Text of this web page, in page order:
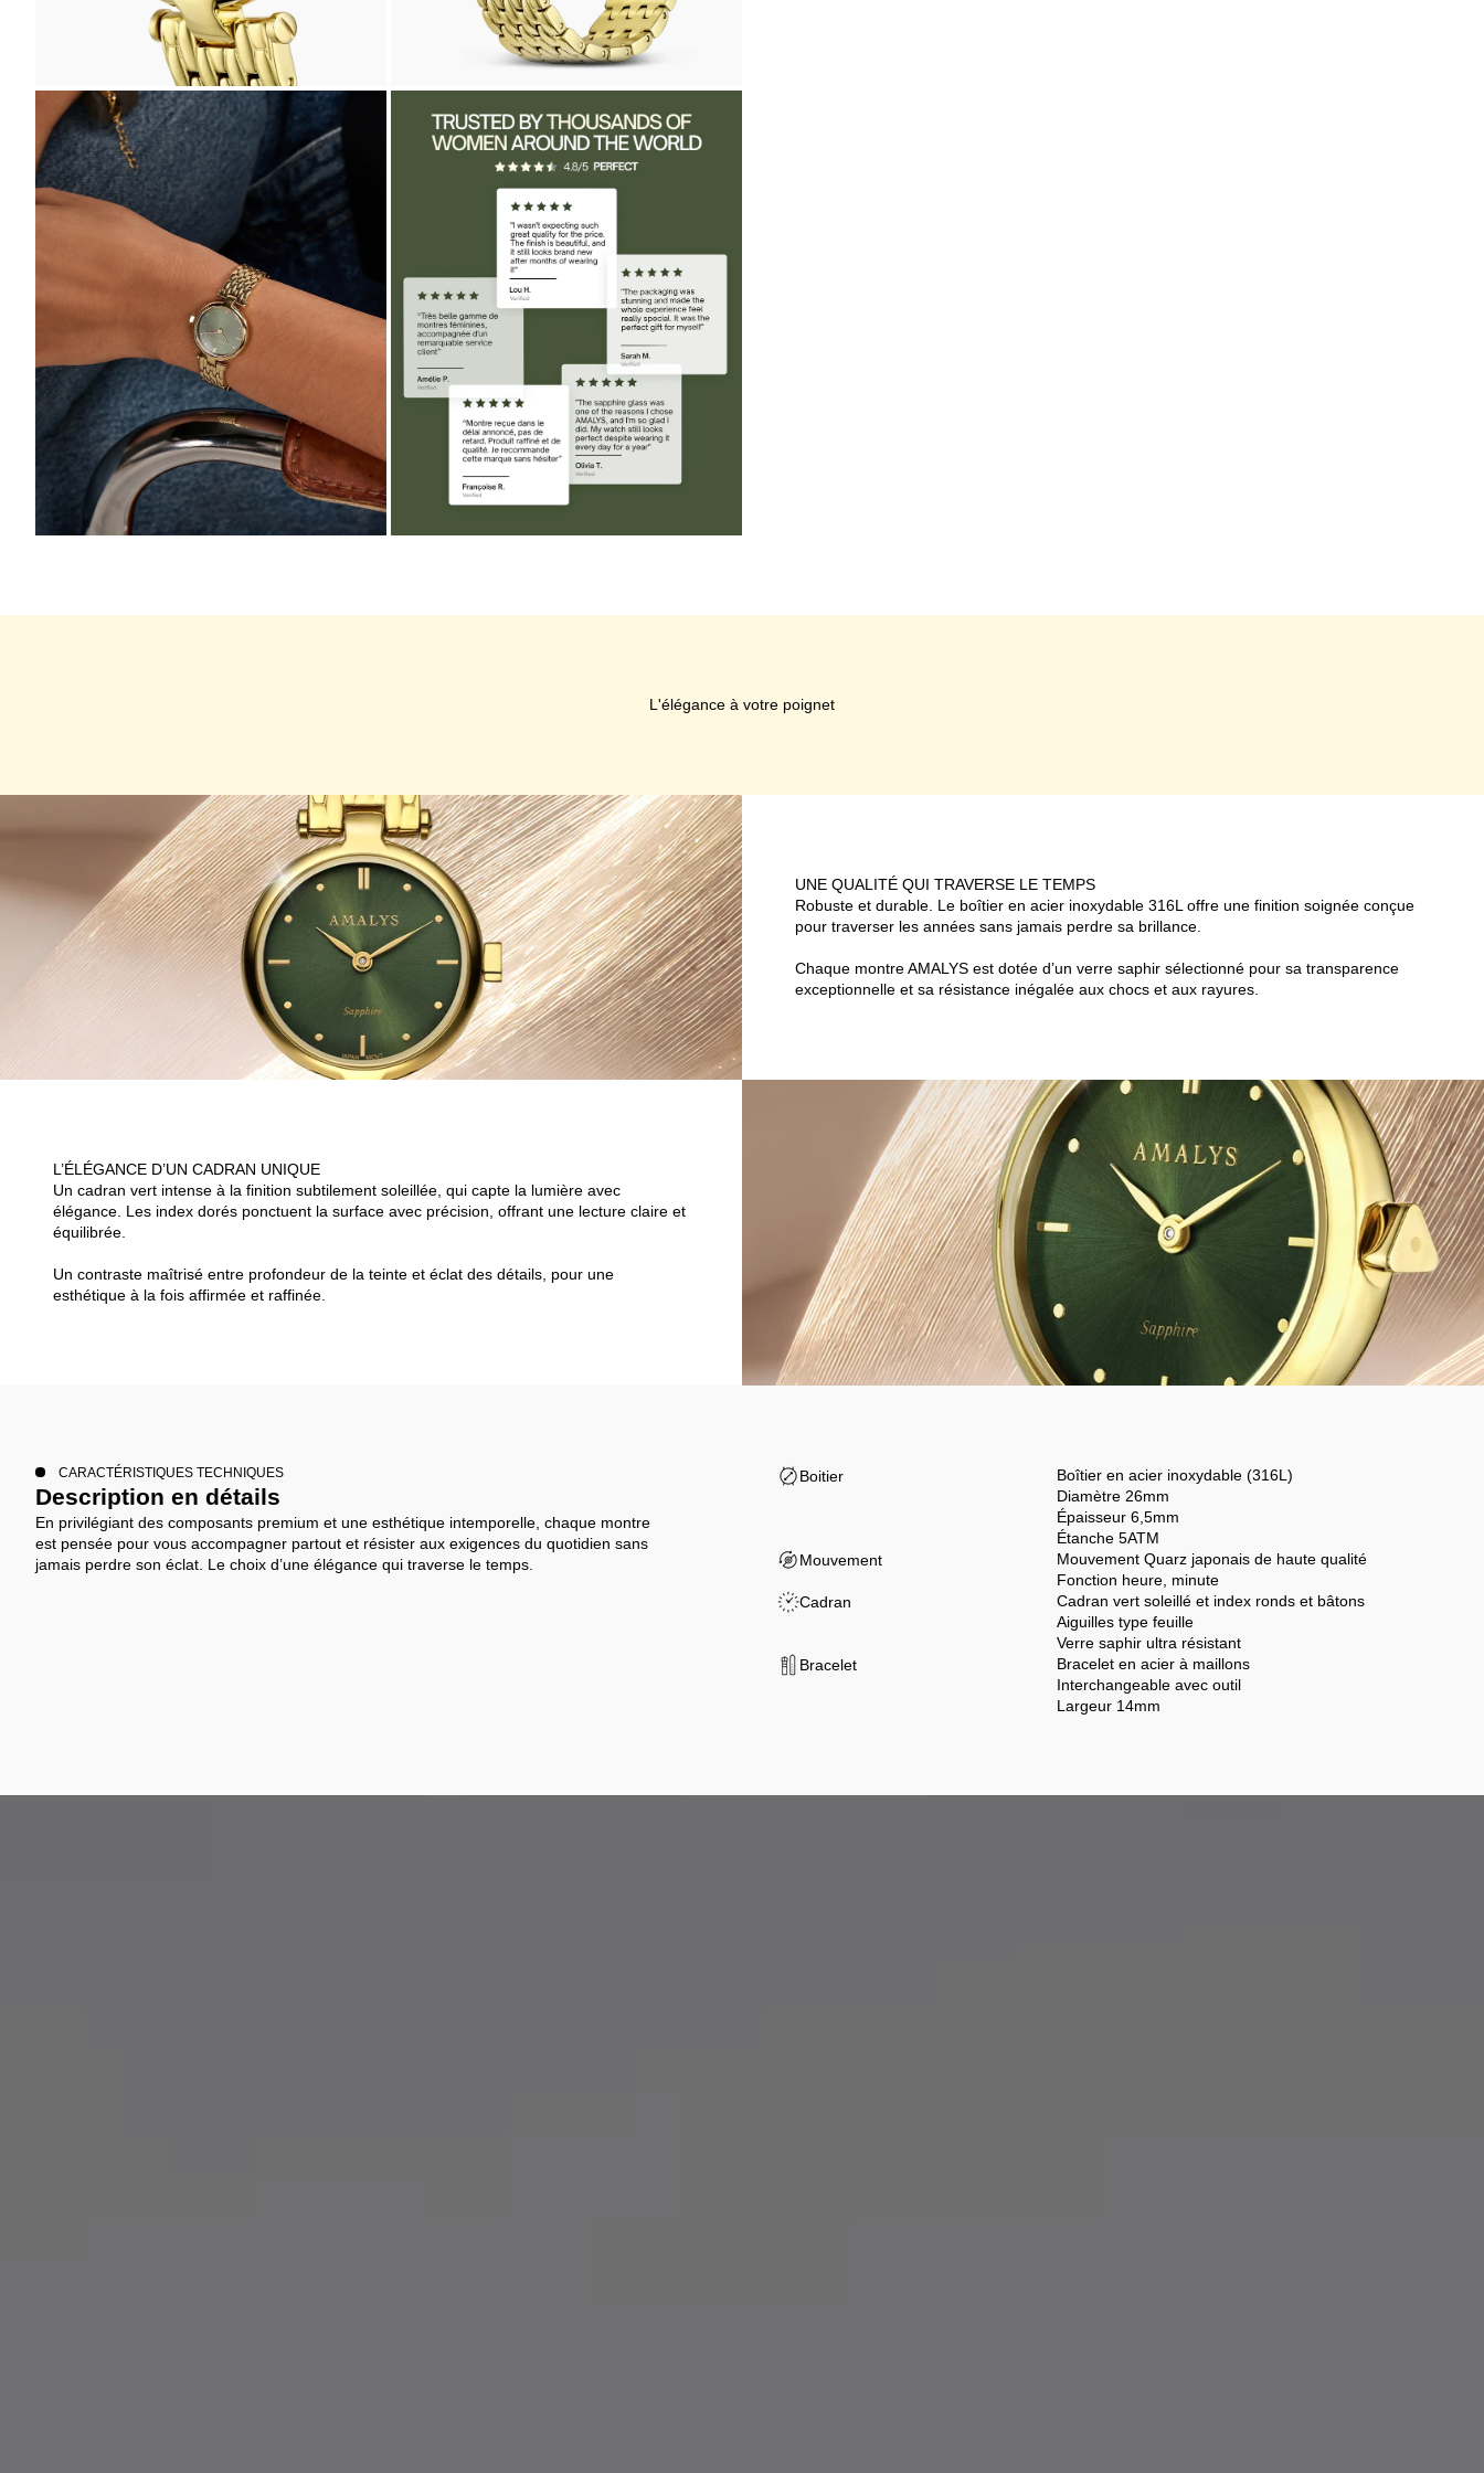
ZOOMER
L'IMAGE
ZOOMER
L'IMAGE
L'élégance à votre poignet
UNE QUALITÉ QUI TRAVERSE LE TEMPS
Robuste et durable. Le boîtier en acier inoxydable 316L offre une finition soignée conçue
pour traverser les années sans jamais perdre sa brillance.
Chaque montre AMALYS est dotée d’un verre saphir sélectionné pour sa transparence
exceptionnelle et sa résistance inégalée aux chocs et aux rayures.
L’ÉLÉGANCE D’UN CADRAN UNIQUE
Un cadran vert intense à la finition subtilement soleillée, qui capte la lumière avec
élégance. Les index dorés ponctuent la surface avec précision, offrant une lecture claire et
équilibrée.
Un contraste maîtrisé entre profondeur de la teinte et éclat des détails, pour une
esthétique à la fois affirmée et raffinée.
CARACTÉRISTIQUES TECHNIQUES
Description en détails
En privilégiant des composants premium et une esthétique intemporelle, chaque montre
est pensée pour vous accompagner partout et résister aux exigences du quotidien sans
jamais perdre son éclat. Le choix d’une élégance qui traverse le temps.
Boitier
Boîtier en acier inoxydable (316L)
Diamètre 26mm
Épaisseur 6,5mm
Étanche 5ATM
Mouvement
Mouvement Quarz japonais de haute qualité
Fonction heure, minute
Cadran
Cadran vert soleillé et index ronds et bâtons
Aiguilles type feuille
Verre saphir ultra résistant
Bracelet
Bracelet en acier à maillons
Interchangeable avec outil
Largeur 14mm